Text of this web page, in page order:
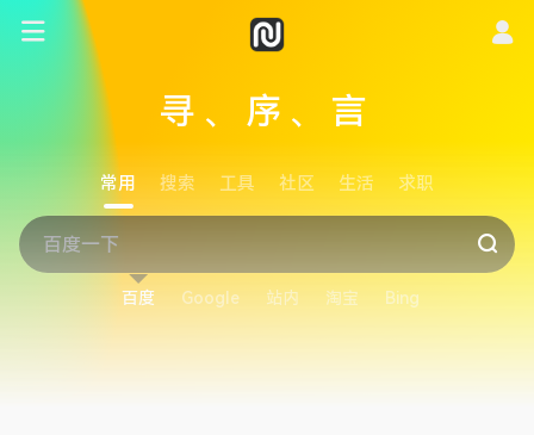
寻、序、言
常用 搜索 工具 社区 生活 求职
百度 Google 站内 淘宝 Bing